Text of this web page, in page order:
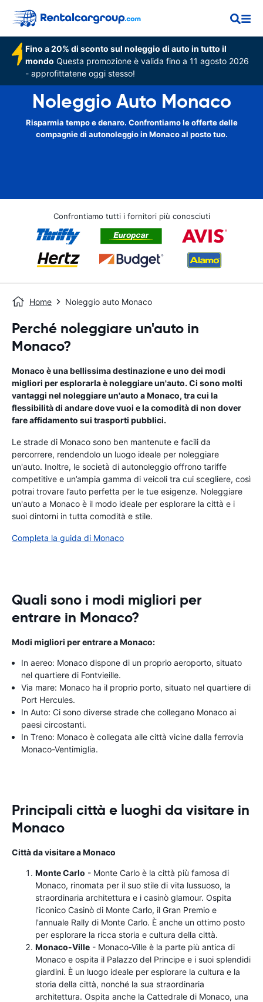
Fino a 20% di sconto sul noleggio di auto in tutto il
mondo Questa promozione è valida fino a 11 agosto 2026
- approfittatene oggi stesso!
Noleggio Auto Monaco
Risparmia tempo e denaro. Confrontiamo le offerte delle
compagnie di autonoleggio in Monaco al posto tuo.
Confrontiamo tutti i fornitori più conosciuti
Home Noleggio auto Monaco
Perché noleggiare un'auto in
Monaco?
Monaco è una bellissima destinazione e uno dei modi
migliori per esplorarla è noleggiare un'auto. Ci sono molti
vantaggi nel noleggiare un'auto a Monaco, tra cui la
flessibilità di andare dove vuoi e la comodità di non dover
fare affidamento sui trasporti pubblici.
Le strade di Monaco sono ben mantenute e facili da
percorrere, rendendolo un luogo ideale per noleggiare
un'auto. Inoltre, le società di autonoleggio offrono tariffe
competitive e un’ampia gamma di veicoli tra cui scegliere, così
potrai trovare l’auto perfetta per le tue esigenze. Noleggiare
un'auto a Monaco è il modo ideale per esplorare la città e i
suoi dintorni in tutta comodità e stile.
Completa la guida di Monaco
Quali sono i modi migliori per
entrare in Monaco?
Modi migliori per entrare a Monaco:
In aereo: Monaco dispone di un proprio aeroporto, situato
nel quartiere di Fontvieille.
Via mare: Monaco ha il proprio porto, situato nel quartiere di
Port Hercules.
In Auto: Ci sono diverse strade che collegano Monaco ai
paesi circostanti.
In Treno: Monaco è collegata alle città vicine dalla ferrovia
Monaco-Ventimiglia.
Principali città e luoghi da visitare in
Monaco
Città da visitare a Monaco
Monte Carlo - Monte Carlo è la città più famosa di
Monaco, rinomata per il suo stile di vita lussuoso, la
straordinaria architettura e i casinò glamour. Ospita
l'iconico Casinò di Monte Carlo, il Gran Premio e
l'annuale Rally di Monte Carlo. È anche un ottimo posto
per esplorare la ricca storia e cultura della città.
Monaco-Ville - Monaco-Ville è la parte più antica di
Monaco e ospita il Palazzo del Principe e i suoi splendidi
giardini. È un luogo ideale per esplorare la cultura e la
storia della città, nonché la sua straordinaria
architettura. Ospita anche la Cattedrale di Monaco, una